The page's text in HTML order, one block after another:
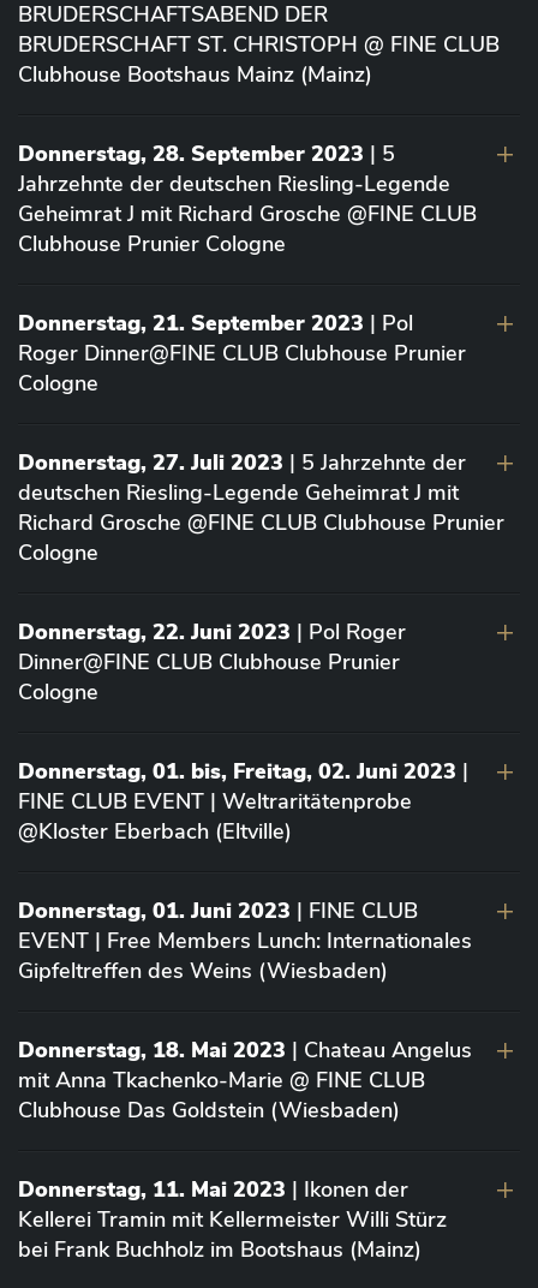
BRUDERSCHAFTSABEND DER
BRUDERSCHAFT ST. CHRISTOPH @ FINE CLUB
Clubhouse Bootshaus Mainz (Mainz)
Donnerstag, 28. September 2023 | 5
Jahrzehnte der deutschen Riesling-Legende
Geheimrat J mit Richard Grosche @FINE CLUB
Clubhouse Prunier Cologne
Donnerstag, 21. September 2023 | Pol
Roger Dinner@FINE CLUB Clubhouse Prunier
Cologne
Donnerstag, 27. Juli 2023 | 5 Jahrzehnte der
deutschen Riesling-Legende Geheimrat J mit
Richard Grosche @FINE CLUB Clubhouse Prunier
Cologne
Donnerstag, 22. Juni 2023 | Pol Roger
Dinner@FINE CLUB Clubhouse Prunier
Cologne
Donnerstag, 01. bis, Freitag, 02. Juni 2023 |
FINE CLUB EVENT | Weltraritätenprobe
@Kloster Eberbach (Eltville)
Donnerstag, 01. Juni 2023 | FINE CLUB
EVENT | Free Members Lunch: Internationales
Gipfeltreffen des Weins (Wiesbaden)
Donnerstag, 18. Mai 2023 | Chateau Angelus
mit Anna Tkachenko-Marie @ FINE CLUB
Clubhouse Das Goldstein (Wiesbaden)
Donnerstag, 11. Mai 2023 | Ikonen der
Kellerei Tramin mit Kellermeister Willi Stürz
bei Frank Buchholz im Bootshaus (Mainz)